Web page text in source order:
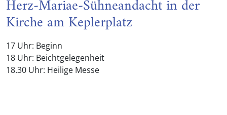
Herz-Mariae-Sühneandacht in der
Kirche am Keplerplatz
17 Uhr: Beginn
18 Uhr: Beichtgelegenheit
18.30 Uhr: Heilige Messe